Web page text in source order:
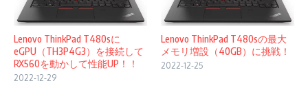
Lenovo ThinkPad T480sに
eGPU（TH3P4G3）を接続して
RX560を動かして性能UP！！
2022-12-29
Lenovo ThinkPad T480sの最大
メモリ増設（40GB）に挑戦！
2022-12-25